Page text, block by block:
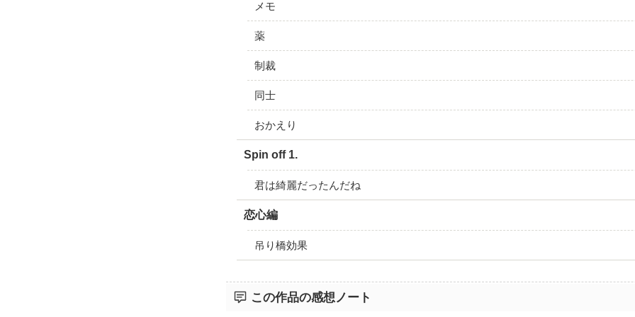
メモ
薬
制裁
同士
おかえり
Spin off 1.
君は綺麗だったんだね
恋心編
吊り橋効果
この作品の感想ノート